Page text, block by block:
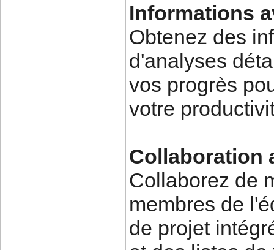
Informations
Obtenez des
d'analyses
vos progrès
votre
Collaboration
Collaborez de
membres de
de projet